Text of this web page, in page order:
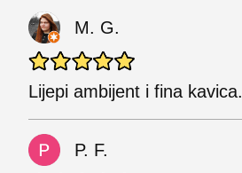
M. G.
Lijepi ambijent i fina kavica.
P. F.